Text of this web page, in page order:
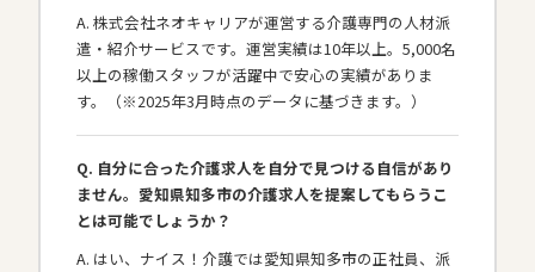
A. 株式会社ネオキャリアが運営する介護専門の人材派
遣・紹介サービスです。運営実績は10年以上。5,000名
以上の稼働スタッフが活躍中で安心の実績がありま
す。（※2025年3月時点のデータに基づきます。）
Q. 自分に合った介護求人を自分で見つける自信があり
ません。愛知県知多市の介護求人を提案してもらうこ
とは可能でしょうか？
A. はい、ナイス！介護では愛知県知多市の正社員、派